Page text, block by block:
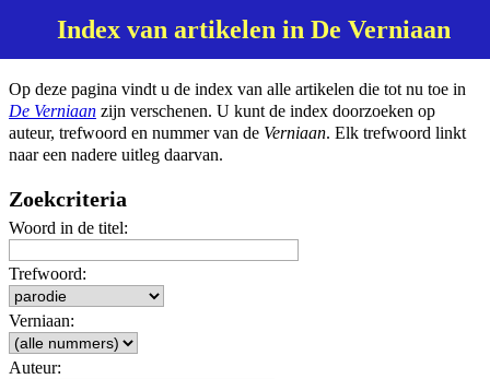
Index van artikelen in De Verniaan
Op deze pagina vindt u de index van alle artikelen die tot nu toe in
De Verniaan zijn verschenen. U kunt de index doorzoeken op
auteur, trefwoord en nummer van de Verniaan. Elk trefwoord linkt
naar een nadere uitleg daarvan.
Zoekcriteria
Woord in de titel:
Trefwoord:
Verniaan:
Auteur: